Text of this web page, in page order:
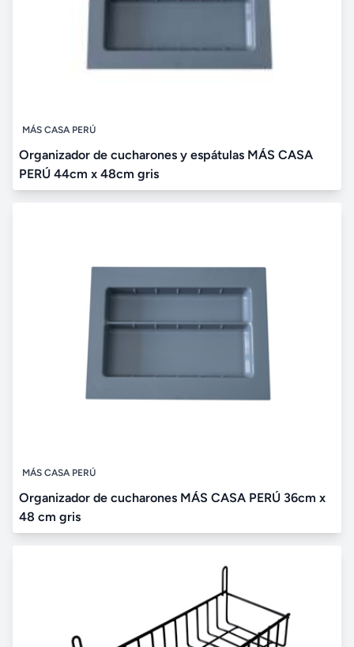
MÁS CASA PERÚ
Organizador de cucharones y espátulas MÁS CASA
PERÚ 44cm x 48cm gris
MÁS CASA PERÚ
Organizador de cucharones MÁS CASA PERÚ 36cm x
48 cm gris